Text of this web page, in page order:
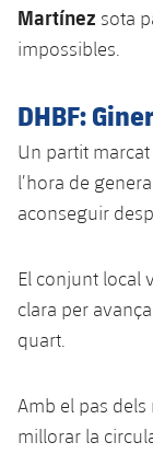
Resultats
Hockey
Plantilla
plusicon
més
Jugadors
Calendari
plusicon
més
Notícies
Voleibol
Apunta't
Apunta't
Carnet
League
eFootball
Martínez sota
impossibles.
DHBF:
Un partit
l’hora de
aconseguir
El conjunt local
clara per
quart.
Amb el pas
millorar la